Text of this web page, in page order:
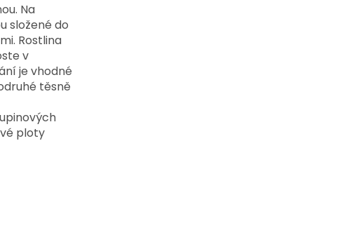
Na
složené do
Rostlina
v
je vhodné
těsně
ploty